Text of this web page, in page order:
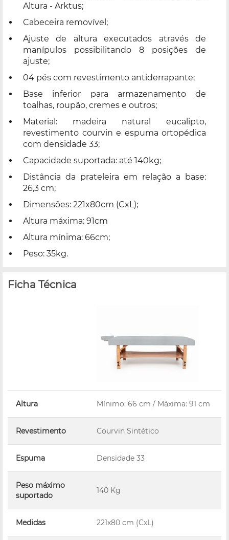
Altura - Arktus;
Cabeceira removível;
Ajuste de altura executados através de
manípulos possibilitando 8 posições de
ajuste;
04 pés com revestimento antiderrapante;
Base inferior para armazenamento de
toalhas, roupão, cremes e outros;
Material: madeira natural eucalipto,
revestimento courvin e espuma ortopédica
com densidade 33;
Capacidade suportada: até 140kg;
Distância da prateleira em relação a base:
26,3 cm;
Dimensões: 221x80cm (CxL);
Altura máxima: 91cm
Altura mínima: 66cm;
Peso: 35kg.
Ficha Técnica
Altura Mínimo: 66 cm / Máxima: 91 cm
Revestimento Courvin Sintético
Espuma Densidade 33
Peso máximo
suportado
140 Kg
Medidas 221x80 cm (CxL)